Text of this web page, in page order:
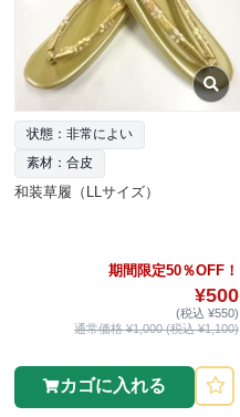
状態：非常によい
素材：合皮
和装草履（LLサイズ）
期間限定50％OFF！
¥500
(税込 ¥550)
通常価格 ¥1,000 (税込 ¥1,100)
カゴに入れる